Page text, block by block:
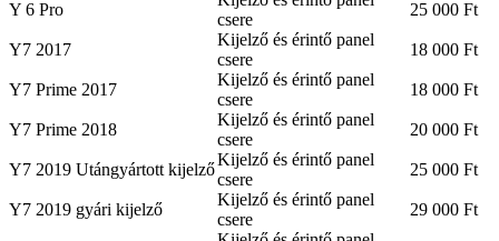
Y 6 Pro
csere
25 000 Ft
Y7 2017
Kijelző és érintő panel
csere
18 000 Ft
Y7 Prime 2017
Kijelző és érintő panel
csere
18 000 Ft
Y7 Prime 2018
Kijelző és érintő panel
csere
20 000 Ft
Y7 2019 Utángyártott kijelző
Kijelző és érintő panel
csere
25 000 Ft
Y7 2019 gyári kijelző
Kijelző és érintő panel
csere
29 000 Ft